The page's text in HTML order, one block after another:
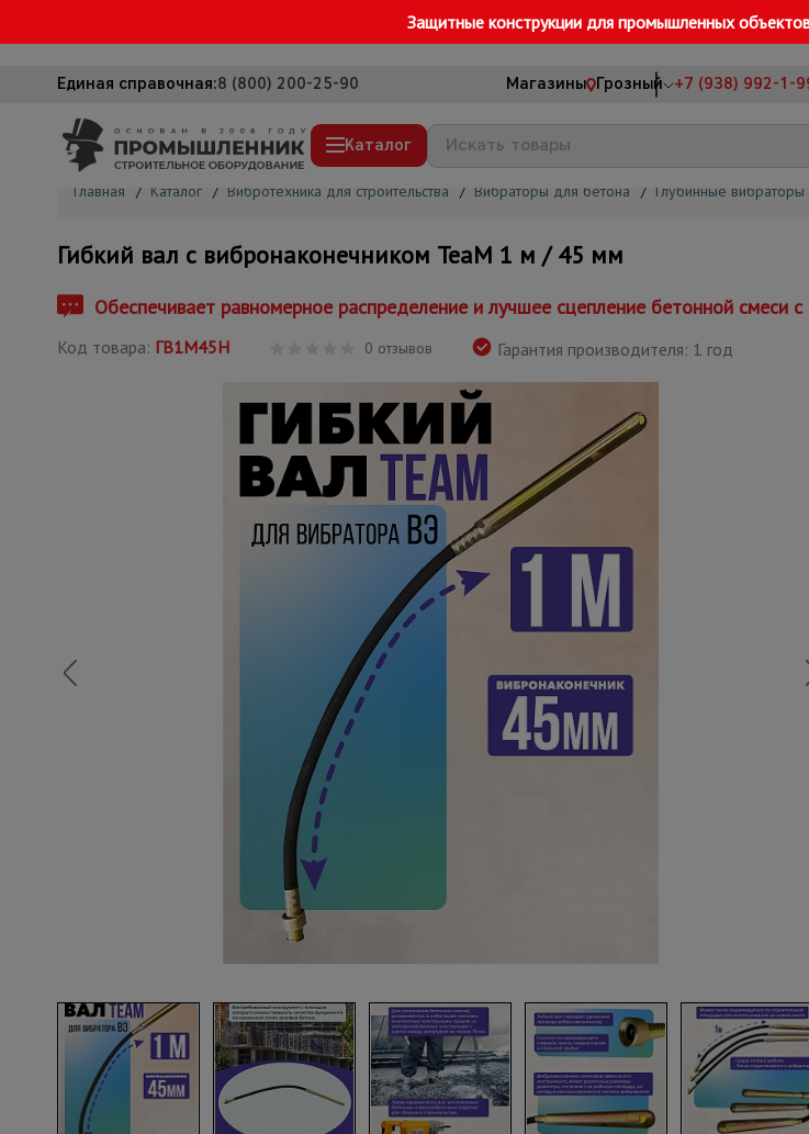
Защитные конструкции для промышленных
Единая справочная:8 (800) 200-25-90 Магазины Грозный +7 (938) 992-1-
Каталог
Вышки-туры
Сетка, тенты, брезенты
Грузоподъемное оборудование
Мусоропровод строительный
Фанера ламинированная
Опалубка
Вибротехника для строительства
Оборудование для работы с арматурой
Оборудование для бетонных работ
Техника для склада
Тачки строительные и садовые
Лестницы и стремянки
Штукатурные комплекты
Сварочные аппараты
Тепловые пушки
Металл и металлообработка
Главная / Каталог / Вибротехника для строительства / Вибраторы для бетона / Глубинные вибраторы
Гибкий вал с вибронаконечником TeaM 1 м / 45 мм
Обеспечивает равномерное распределение и лучшее сцепление бетонной смеси
Код товара: ГВ1М45Н 0 отзывов Гарантия производителя: 1 год